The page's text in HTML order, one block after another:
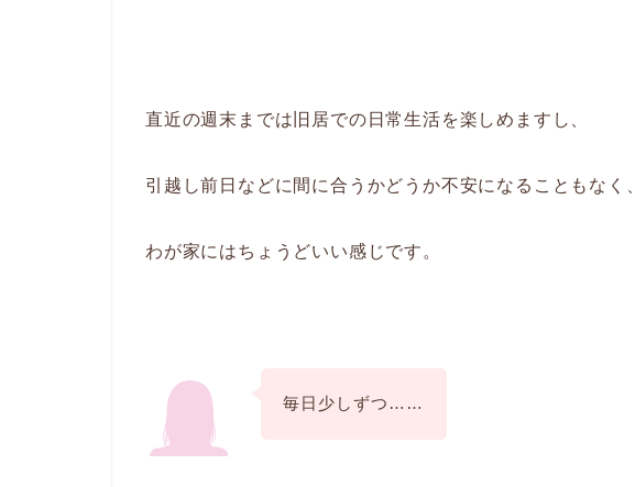
直近の週末までは旧居での日常生活を楽しめますし、
引越し前日などに間に合うかどうか不安になることもなく、
わが家にはちょうどいい感じです。
毎日少しずつ……